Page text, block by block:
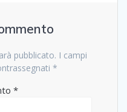
pubblicato. I campi
*
*